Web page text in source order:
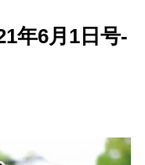
年6月1日号-